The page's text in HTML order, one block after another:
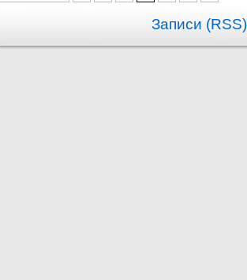
Записи (RSS)